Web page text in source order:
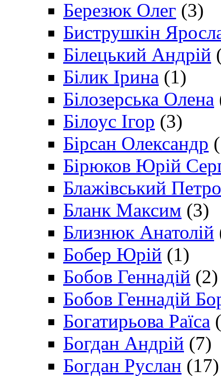
Березюк Олег (3)
Биструшкін
Білецький Андрій
Білик Ірина (1)
Білозерська Олена
Білоус Ігор (3)
Бірсан Олександр
Бірюков Юрій
Блажівський Петро
Бланк Максим (3)
Близнюк Анатолій
Бобер Юрій (1)
Бобов Геннадій (2)
Бобов Геннадій
Богатирьова Раїса
Богдан Андрій (7)
Богдан Руслан (17)